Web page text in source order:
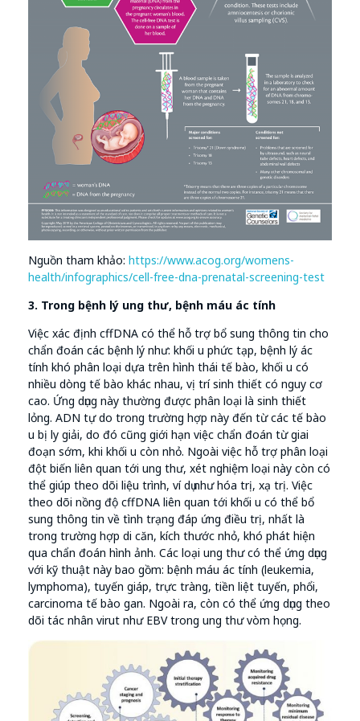
Nguồn tham khảo: https://www.acog.org/womens-
health/infographics/cell-free-dna-prenatal-screening-test
3. Trong bệnh lý ung thư, bệnh máu ác tính
Việc xác định cffDNA có thể hỗ trợ bổ sung thông tin cho
chẩn đoán các bệnh lý như: khối u phức tạp, bệnh lý ác
tính khó phân loại dựa trên hình thái tế bào, khối u có
nhiều dòng tế bào khác nhau, vị trí sinh thiết có nguy cơ
cao. Ứng dụng này thường được phân loại là sinh thiết
lỏng. ADN tự do trong trường hợp này đến từ các tế bào
u bị ly giải, do đó cũng giới hạn việc chẩn đoán từ giai
đoạn sớm, khi khối u còn nhỏ. Ngoài việc hỗ trợ phân loại
đột biến liên quan tới ung thư, xét nghiệm loại này còn có
thể giúp theo dõi liệu trình, ví dụ như hóa trị, xạ trị. Việc
theo dõi nồng độ cffDNA liên quan tới khối u có thể bổ
sung thông tin về tình trạng đáp ứng điều trị, nhất là
trong trường hợp di căn, kích thước nhỏ, khó phát hiện
qua chẩn đoán hình ảnh. Các loại ung thư có thể ứng dụng
với kỹ thuật này bao gồm: bệnh máu ác tính (leukemia,
lymphoma), tuyến giáp, trực tràng, tiền liệt tuyến, phổi,
carcinoma tế bào gan. Ngoài ra, còn có thể ứng dụng theo
dõi tác nhân virut như EBV trong ung thư vòm họng.